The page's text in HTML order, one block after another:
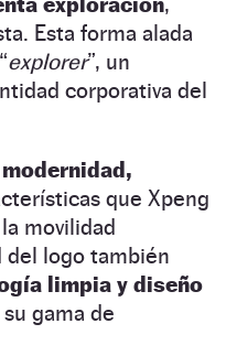
Esta forma alada
explorer”, un
corporativa del
modernidad,
que Xpeng
movilidad
logo también
limpia y diseño
gama de